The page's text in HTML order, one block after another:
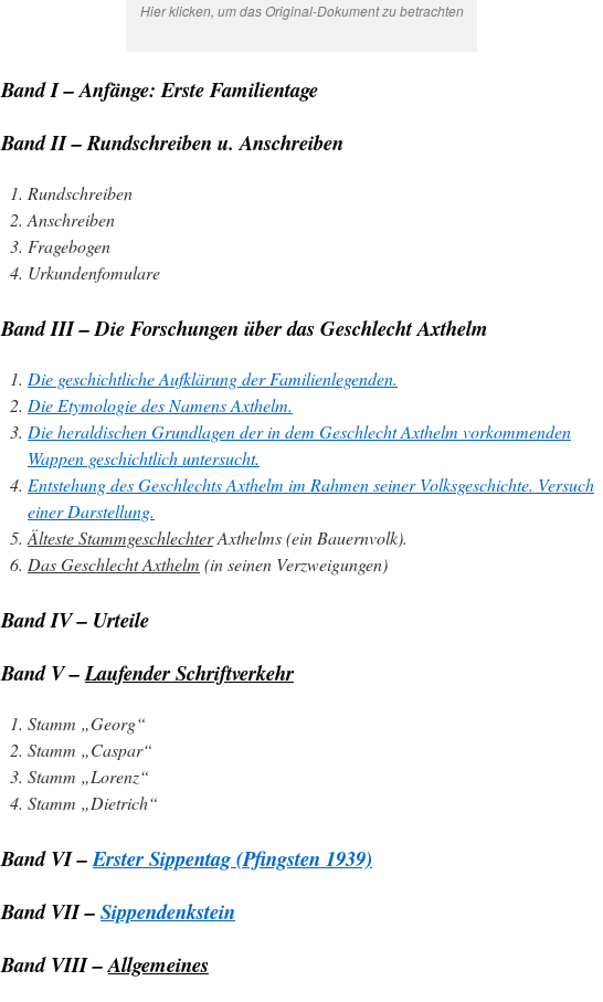
Hier klicken, um das Original-Dokument zu betrachten
Band I – Anfänge: Erste Familientage
Band II – Rundschreiben u. Anschreiben
Rundschreiben
Anschreiben
Fragebogen
Urkundenfomulare
Band III – Die Forschungen über das Geschlecht Axthelm
Die geschichtliche Aufklärung derFamilienlegenden.
Die Etymologiedes Namens Axthelm.
Dieheraldischen Grundlagender in dem Geschlecht Axthelm vorkommenden
Wappen geschichtlich untersucht.
Entstehungdes Geschlechts Axthelm im Rahmen seiner Volksgeschichte. Versuch
einer Darstellung.
Älteste StammgeschlechterAxthelms (ein Bauernvolk).
Das Geschlecht Axthelm (in seinen Verzweigungen)
Band IV – Urteile
Band V –Laufender Schriftverkehr
Stamm „Georg“
Stamm „Caspar“
Stamm „Lorenz“
Stamm „Dietrich“
Band VI –Erster Sippentag(Pfingsten 1939)
Band VII –Sippendenkstein
Band VIII –Allgemeines